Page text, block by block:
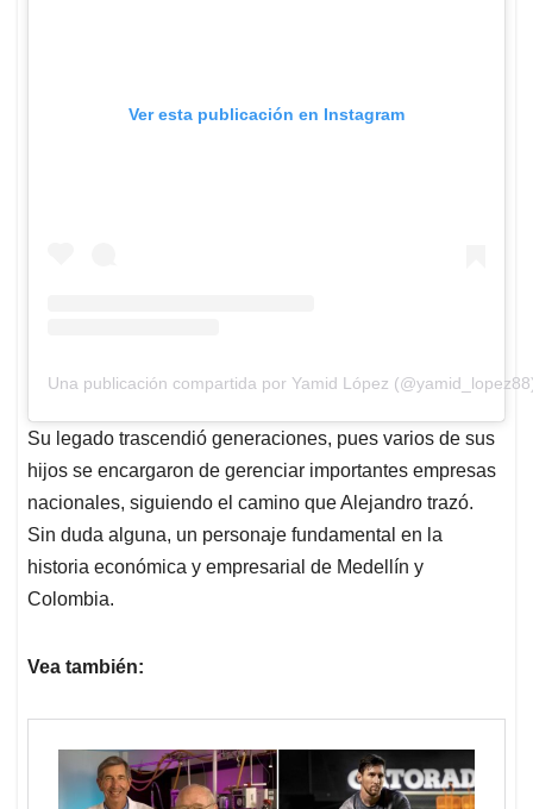
Ver esta publicación en Instagram
Una publicación compartida por Yamid López
Su legado trascendió generaciones, pues varios de sus
hijos se encargaron de gerenciar importantes empresas
nacionales, siguiendo el camino que Alejandro trazó.
Sin duda alguna, un personaje fundamental en la
historia económica y empresarial de Medellín y
Colombia.
Vea también: